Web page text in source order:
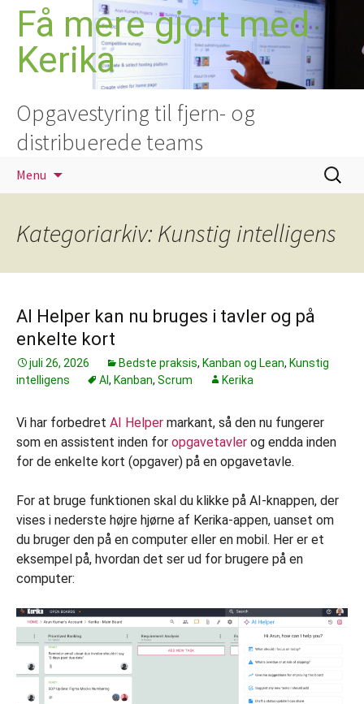
Hop
indhold
Få mere gjort med
Kerika
Opgavestyring til fjern- og
distribuerede teams
Menu
Søg
efter:
Kategoriarkiv: Kunstig intelligens
AI Helper kan nu bruges i tavler og på
enkelte kort
juli 26, 2026 Bedste praksis, Kanban og Lean, Kunstig
intelligens
AI, Kanban, Scrum Kerika
Vi har forbedret AI Helper markant, så den nu fungerer
som en assistent inden for opgavetavler og endda inden
for de enkelte kort (opgaver) på en opgavetavle.
For at bruge funktionen skal du klikke på AI-knappen, der
vises i nederste højre hjørne af Kerika-appen, uanset om
du bruger den på en computer eller en mobil. Her er et
eksempel på, hvordan det ser ud for brugere på en
computer: